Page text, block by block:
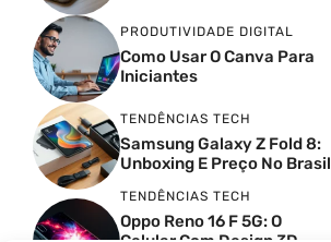
PRODUTIVIDADE DIGITAL
Como Usar O Canva Para
Iniciantes
TENDÊNCIAS TECH
Samsung Galaxy Z Fold 8:
Unboxing E Preço No Brasil
TENDÊNCIAS TECH
Oppo Reno 16 F 5G: O